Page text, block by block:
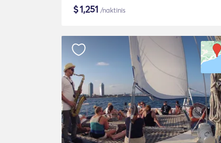
$1,251 /naktinis